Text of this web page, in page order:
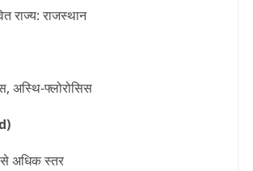
राज्य: राजस्थान
अस्थि-फ्लोरोसिस
अधिक स्तर